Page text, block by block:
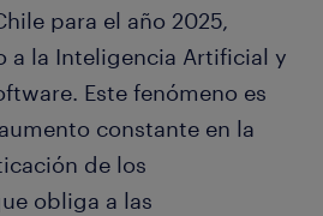
para el año 2025,
a la Inteligencia Artificial y
Este fenómeno es
constante en la
de los
obliga a las